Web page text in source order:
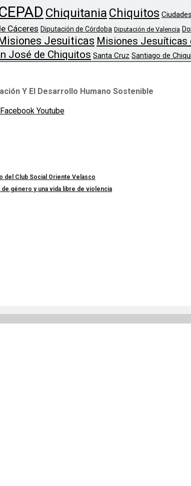
Chiquitania Chiquitos
Cáceres Diputación de Córdoba Diputación de Valencia
Misiones Jesuiticas Misiones Jesuíticas
José de Chiquitos Santa Cruz Santiago de
Y El Desarrollo Humano Sostenible
Facebook Youtube
del Club Social Oriente Velasco
género y una vida libre de violencia